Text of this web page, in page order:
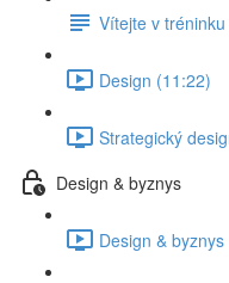
Vítejte v tréninku
Design (11:22)
Strategický
Design & byznys
Design &